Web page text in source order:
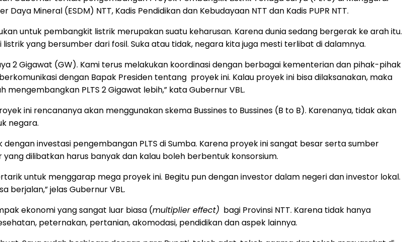
Mineral (ESDM) NTT, Kadis Pendidikan dan Kebudayaan NTT dan Kadis PUPR NTT.
untuk pembangkit listrik merupakan suatu keharusan. Karena dunia sedang bergerak ke arah itu.
yang bersumber dari fosil. Suka atau tidak, negara kita juga mesti terlibat di dalamnya.
2 Gigawat (GW). Kami terus melakukan koordinasi dengan berbagai kementerian dan pihak-pihak
dengan Bapak Presiden tentang proyek ini. Kalau proyek ini bisa dilaksanakan, maka
PLTS 2 Gigawat lebih,” kata Gubernur VBL.
ini rencananya akan menggunakan skema Bussines to Bussines (B to B). Karenanya, tidak akan
negara.
investasi pengembangan PLTS di Sumba. Karena proyek ini sangat besar serta sumber
dilibatkan harus banyak dan kalau boleh berbentuk konsorsium.
untuk menggarap mega proyek ini. Begitu pun dengan investor dalam negeri dan investor lokal.
berjalan,” jelas Gubernur VBL.
ekonomi yang sangat luar biasa (multiplier effect) bagi Provinsi NTT. Karena tidak hanya
peternakan, pertanian, akomodasi, pendidikan dan aspek lainnya.